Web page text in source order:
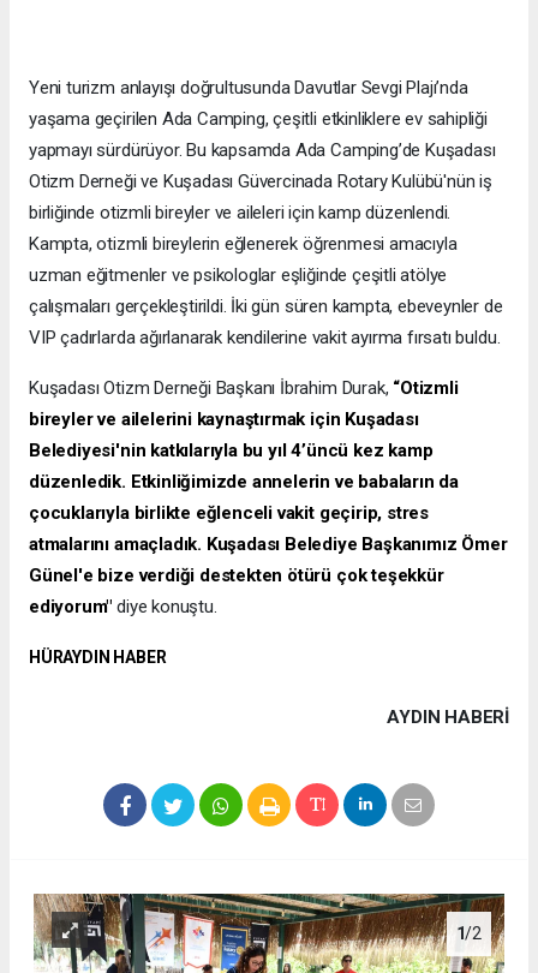
Yeni turizm anlayışı doğrultusunda Davutlar Sevgi Plajı’nda
yaşama geçirilen Ada Camping, çeşitli etkinliklere ev sahipliği
yapmayı sürdürüyor. Bu kapsamda Ada Camping’de Kuşadası
Otizm Derneği ve Kuşadası Güvercinada Rotary Kulübü'nün iş
birliğinde otizmli bireyler ve aileleri için kamp düzenlendi.
Kampta, otizmli bireylerin eğlenerek öğrenmesi amacıyla
uzman eğitmenler ve psikologlar eşliğinde çeşitli atölye
çalışmaları gerçekleştirildi. İki gün süren kampta, ebeveynler de
VIP çadırlarda ağırlanarak kendilerine vakit ayırma fırsatı buldu.
Kuşadası Otizm Derneği Başkanı İbrahim Durak, “Otizmli
bireyler ve ailelerini kaynaştırmak için Kuşadası
Belediyesi'nin katkılarıyla bu yıl 4’üncü kez kamp
düzenledik. Etkinliğimizde annelerin ve babaların da
çocuklarıyla birlikte eğlenceli vakit geçirip, stres
atmalarını amaçladık. Kuşadası Belediye Başkanımız Ömer
Günel'e bize verdiği destekten ötürü çok teşekkür
ediyorum"diye konuştu.
HÜRAYDIN HABER
AYDIN HABERİ
1/2